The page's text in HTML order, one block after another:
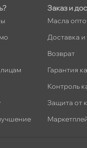
Заказ и
Масла
Доставка и
озврат
Гарантия
Контроль
Защита от